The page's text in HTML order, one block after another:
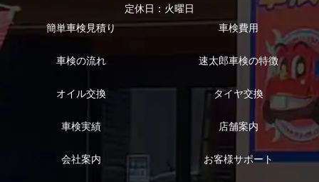
定休日：火曜日
簡単車検見積り
車検費用
車検の流れ 速太郎車検の特徴
オイル交換 タイヤ交換
車検実績 店舗案内
会社案内 お客様サポート